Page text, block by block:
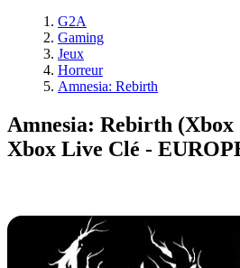
G2A
Gaming
Jeux
Horreur
Amnesia: Rebirth
Amnesia: Rebirth (Xbox
Xbox Live Clé -